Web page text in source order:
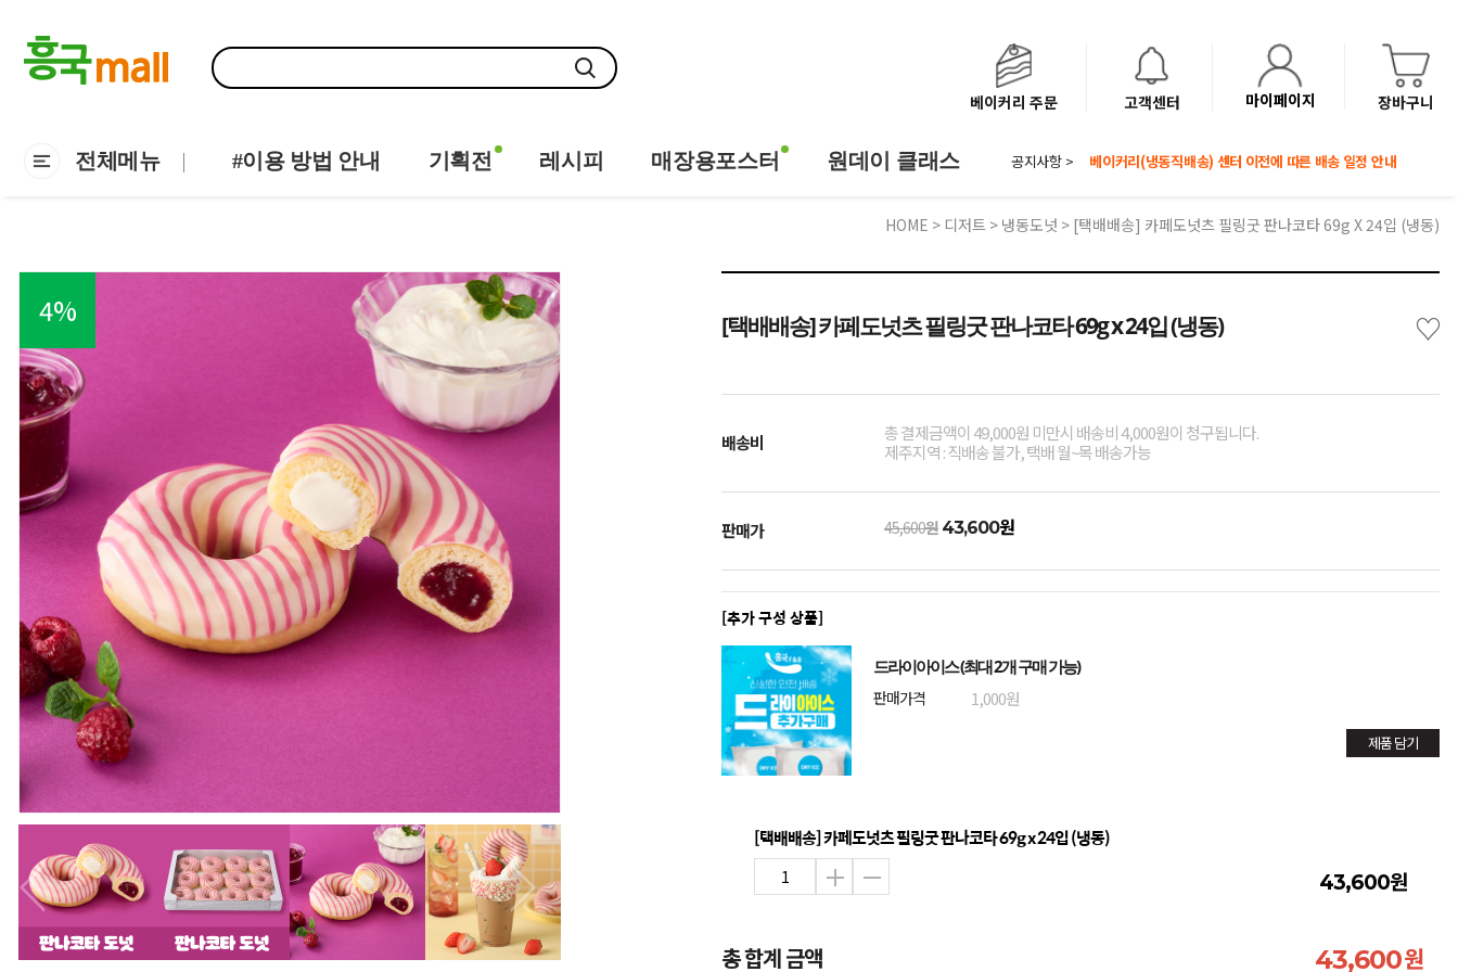
베이커리 주문 고객센터 마이페이지 장바구니
전체메뉴 #이용 방법 안내 기획전 레시피 매장용포스터 원데이 클래스 공지사항 >
8월 광복절 배송안내
HOME > 디저트 > 냉동도넛 > [택배배송] 카페도넛츠 필링굿 판나코타 69g X 24입 (냉동)
4% [택배배송] 카페도넛츠 필링굿 판나코타 69g x 24입 (냉동) ♡
배송비
총 결제금액이 49,000원 미만시 배송비 4,000원이 청구됩니다.
제주지역 : 직배송 불가, 택배 월~목 배송가능
판매가 45,600원 43,600원
[추가 구성 상품]
드라이아이스 (최대 2개 구매 가능)
판매가격
1,000원
제품 담기
[택배배송] 카페도넛츠 필링굿 판나코타 69g x 24입 (냉동)
43,600원
총 합계 금액 43,600원